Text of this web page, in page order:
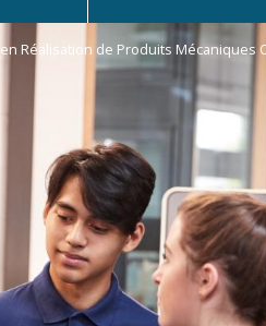
en Réalisation de Produits